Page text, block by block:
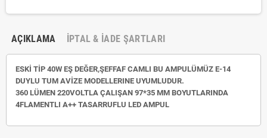
AÇIKLAMA İPTAL & İADE ŞARTLARI
ESKİ TİP 40W EŞ DEĞER,ŞEFFAF CAMLI BU AMPULÜMÜZ E-14
DUYLU TUM AVİZE MODELLERINE UYUMLUDUR.
360 LÜMEN 220VOLTLA ÇALIŞAN 97*35 MM BOYUTLARINDA
4FLAMENTLI A++ TASARRUFLU LED AMPUL